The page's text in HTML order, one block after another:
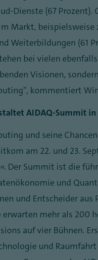
Dienste (67 Prozent).
Markt, beispielsweise
Weiterbildungen (61
bei vielen
Visionen,
kommentiert
AIDAQ-Summit in
und seine
am 22. und 23.
Der Summit ist die
und
und Entscheider
erwarten mehr als 200
auf vier Bühnen.
und